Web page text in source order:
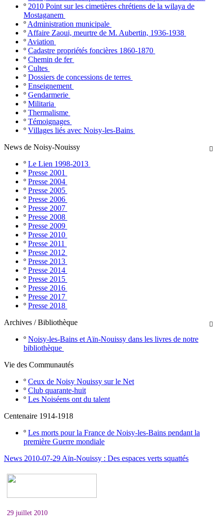
º 2010 Point sur les cimetières chrétiens de la wilaya de
Mostaganem
º Administration municipale
º Affaire Zaoui, meurtre de M. Aubertin, 1936-1938
º Aviation
º Cadastre propriétés foncières 1860-1870
º Chemin de fer
º Cultes
º Dossiers de concessions de terres
º Enseignement
º Gendarmerie
º Militaria
º Thermalisme
º Témoignages
º Villages liés avec Noisy-les-Bains

News de Noisy-Nouissy
º Le Lien 1998-2013
º Presse 2001
º Presse 2004
º Presse 2005
º Presse 2006
º Presse 2007
º Presse 2008
º Presse 2009
º Presse 2010
º Presse 2011
º Presse 2012
º Presse 2013
º Presse 2014
º Presse 2015
º Presse 2016
º Presse 2017
º Presse 2018

Archives / Bibliothèque
º Noisy-les-Bains et Aïn-Nouissy dans les livres de notre
bibliothèque
Vie des Communautés
º Ceux de Noisy Nouissy sur le Net
º Club quarante-huit
º Les Noiséens ont du talent
Centenaire 1914-1918
º Les morts pour la France de Noisy-les-Bains pendant la
première Guerre mondiale
News 2010-07-29 Aïn-Nouissy : Des espaces verts squattés
29 juillet 2010